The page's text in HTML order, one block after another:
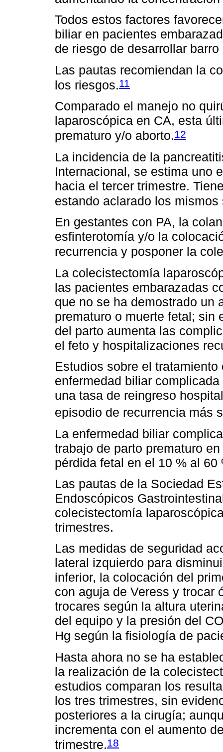
Todos estos factores
biliar en pacientes
de riesgo de desarrollar barro
Las pautas recomiendan la
los riesgos.11
Comparado el manejo no
laparoscópica en CA, esta
prematuro y/o aborto.12
La incidencia de la
Internacional, se estima uno
hacia el tercer trimestre.
estando aclarado los
En gestantes con PA, la
esfinterotomía y/o la
recurrencia y posponer la
La colecistectomía
las pacientes embarazadas
que no se ha demostrado un
prematuro o muerte fetal; sin
del parto aumenta las
el feto y hospitalizaciones
Estudios sobre el
enfermedad biliar
una tasa de reingreso
episodio de recurrencia más
La enfermedad biliar
trabajo de parto prematuro
pérdida fetal en el 10 % al
Las pautas de la Sociedad
Endoscópicos
colecistectomía
trimestres.
Las medidas de seguridad
lateral izquierdo para
inferior, la colocación del
con aguja de Veress y trocar
trocares según la altura
del equipo y la presión del
Hg según la fisiología de
Hasta ahora no se ha
la realización de la
estudios comparan los
los tres trimestres, sin
posteriores a la cirugía;
incrementa con el aumento
trimestre.18